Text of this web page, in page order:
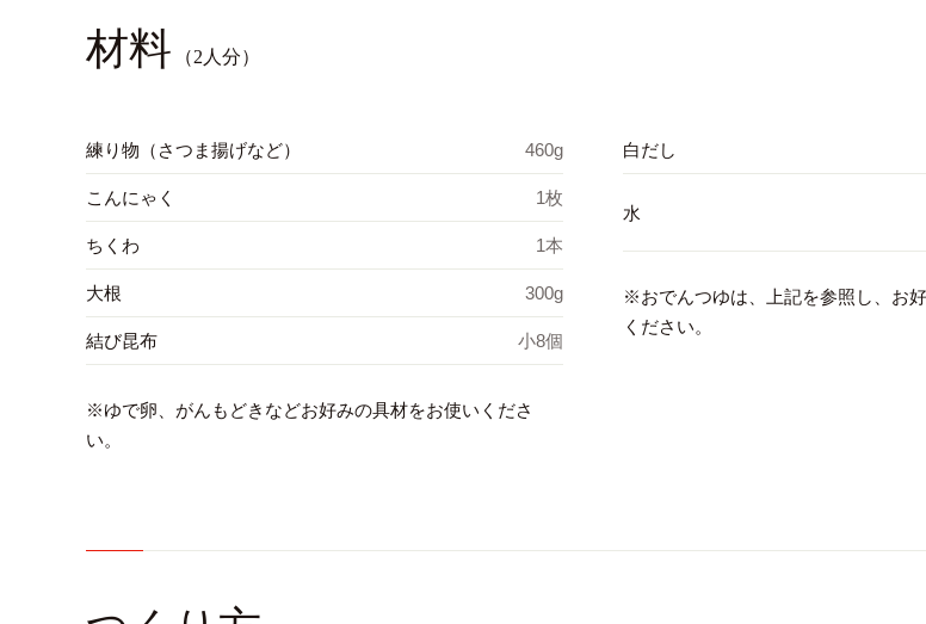
材料 （2人分）
練り物（さつま揚げなど） 460g
こんにゃく 1枚
ちくわ 1本
大根 300g
結び昆布 小8個
※ゆで卵、がんもどきなどお好みの具材をお使いくださ
い。
白だし
水
※おでんつゆは、上記を参照し、お
ください。